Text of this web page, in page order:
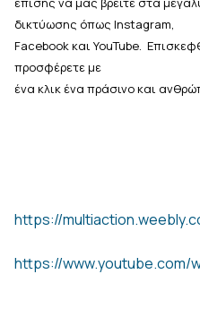
δικτύωσης όπως Instagram,
Facebook και YouTube.
προσφέρετε με
ένα κλικ ένα πράσινο και
https://
https://www.youtube.com/